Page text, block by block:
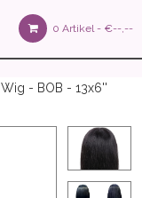
0 Artikel - €--,--
- BOB - 13x6''